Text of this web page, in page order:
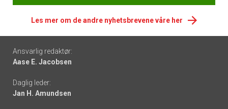
Les mer om de andre nyhetsbrevene våre her
Footer
-
links
Ansvarlig redaktør:
Aase E. Jacobsen
Daglig leder:
Jan H. Amundsen